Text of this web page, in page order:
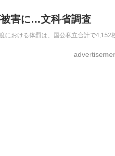
害に…文科省調査
おける体罰は、国公私立合計で